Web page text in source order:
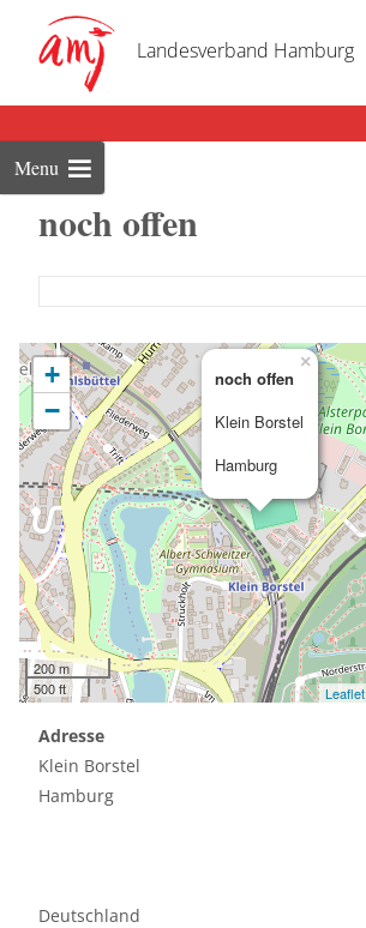
Landesverband Hamburg
Menu
noch offen
noch offen
Klein Borstel
Hamburg
×
+
−
200 m
500 ft
Leaflet
Adresse
Klein Borstel
Hamburg
Deutschland